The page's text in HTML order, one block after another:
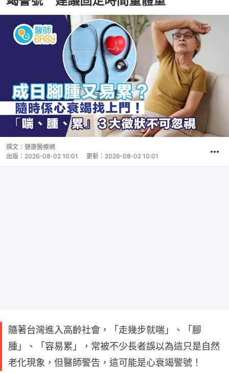
撰文： 健康醫療網
出版： 2026-08-02 10:01 更新： 2026-08-02 10:01
隨著台灣進入高齡社會，「走幾步就喘」、「腳
腫」、「容易累」，常被不少長者誤以為這只是自然
老化現象，但醫師警告，這可能是心衰竭警號！